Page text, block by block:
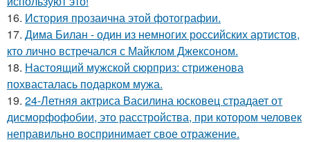
16. История прозаична этой фотографии.
17. Дима Билан - один из немногих российских артистов,
кто лично встречался с Майклом Джексоном.
18. Настоящий мужской сюрприз: стриженова
похвасталась подарком мужа.
19. 24-Летняя актриса Василина юсковец страдает от
дисморфофобии, это расстройства, при котором человек
неправильно воспринимает свое отражение.